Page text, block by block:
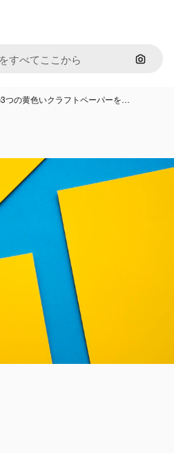
画像で
つの黄色いクラフトペーパーを…